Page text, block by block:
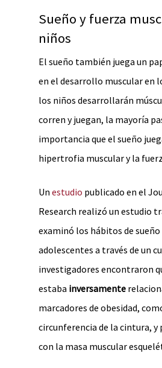
Sueño y fuerza
niños
El sueño también juega un
en el desarrollo muscular en
los niños desarrollarán
corren y juegan, la mayoría
importancia que el sueño
hipertrofia muscular y la
Un estudio publicado en el
Research realizó un estudio
examinó los hábitos de sueño
adolescentes a través de un
investigadores encontraron
estaba inversamente
marcadores de obesidad,
circunferencia de la cintura,
con la masa muscular